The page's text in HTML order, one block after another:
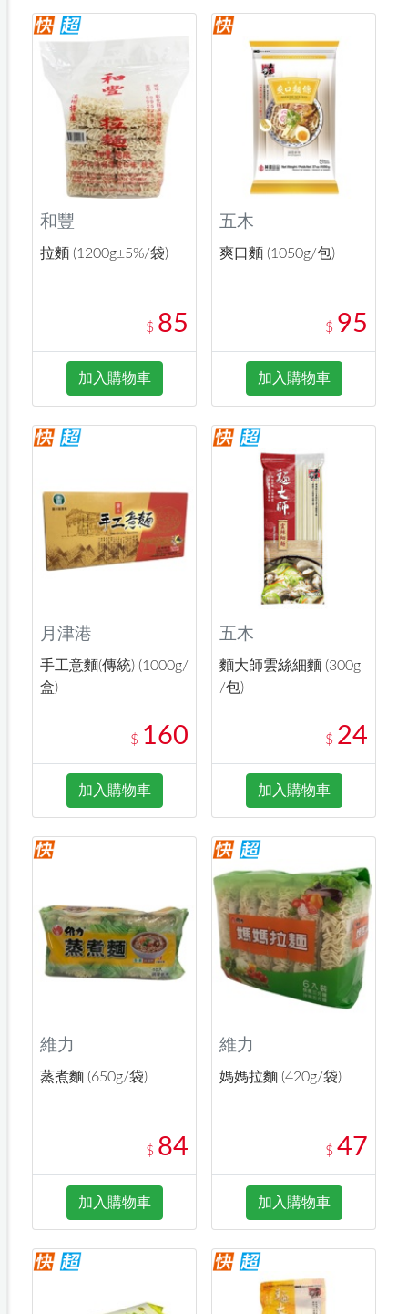
和豐
拉麵 (1200g±5%/袋)
$ 85
加入購物車
五木
爽口麵 (1050g/包)
$ 95
加入購物車
月津港
手工意麵(傳統) (1000g/
盒)
$ 160
加入購物車
五木
麵大師雲絲細麵 (300g
/包)
$ 24
加入購物車
維力
蒸煮麵 (650g/袋)
$ 84
加入購物車
維力
媽媽拉麵 (420g/袋)
$ 47
加入購物車